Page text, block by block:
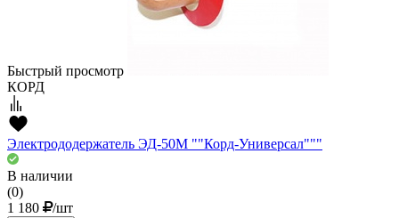
Быстрый просмотр
КОРД
Электрододержатель ЭД-50М ""Корд-Универсал"""
В наличии
(0)
1 180
/шт